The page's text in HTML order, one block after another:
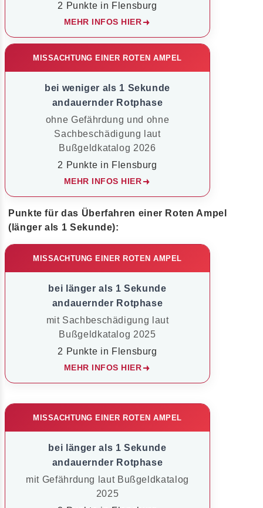
2 Punkte in Flensburg
MEHR INFOS HIER
MISSACHTUNG EINER ROTEN AMPEL
bei weniger als 1 Sekunde
andauernder Rotphase
ohne Gefährdung und ohne
Sachbeschädigung laut
Bußgeldkatalog 2026
2 Punkte in Flensburg
MEHR INFOS HIER
Punkte für das Überfahren einer Roten Ampel
(länger als 1 Sekunde):
MISSACHTUNG EINER ROTEN AMPEL
bei länger als 1 Sekunde
andauernder Rotphase
mit Sachbeschädigung laut
Bußgeldkatalog 2025
2 Punkte in Flensburg
MEHR INFOS HIER
MISSACHTUNG EINER ROTEN AMPEL
bei länger als 1 Sekunde
andauernder Rotphase
mit Gefährdung laut Bußgeldkatalog
2025